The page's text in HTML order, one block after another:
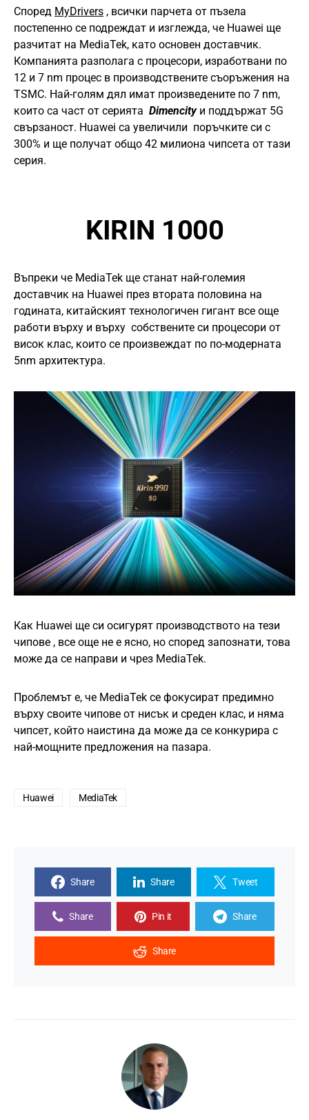
Според MyDrivers , всички парчета от пъзела
постепенно се подреждат и изглежда, че Huawei ще
разчитат на MediaTek, като основен доставчик.
Компанията разполага с процесори, изработвани по
12 и 7 nm процес в производствените съоръжения на
TSMC. Най-голям дял имат произведените по 7 nm,
които са част от серията Dimencityи поддържат 5G
свързаност. Huawei са увеличили поръчките си с
300% и ще получат общо 42 милиона чипсета от тази
серия.
KIRIN 1000
Въпреки че MediaTek ще станат най-големия
доставчик на Huawei през втората половина на
годината, китайският технологичен гигант все още
работи върху и върху собствените си процесори от
висок клас, които се произвеждат по по-модерната
5nm архитектура.
Как Huawei ще си осигурят производството на тези
чипове , все още не е ясно, но според запознати, това
може да се направи и чрез MediaTek.
Проблемът e, че MediaTek се фокусират предимно
върху своите чипове от нисък и среден клас, и няма
чипсет, който наистина да може да се конкурира с
най-мощните предложения на пазара.
Huawei MediaTek
Share Share Tweet
Share Pin it Share
Share